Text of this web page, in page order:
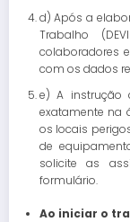
d) Após a
Trabalho
colaboradores
com os dados
e) A instrução
exatamente na
os locais
de
solicite as
formulário.
Ao iniciar o